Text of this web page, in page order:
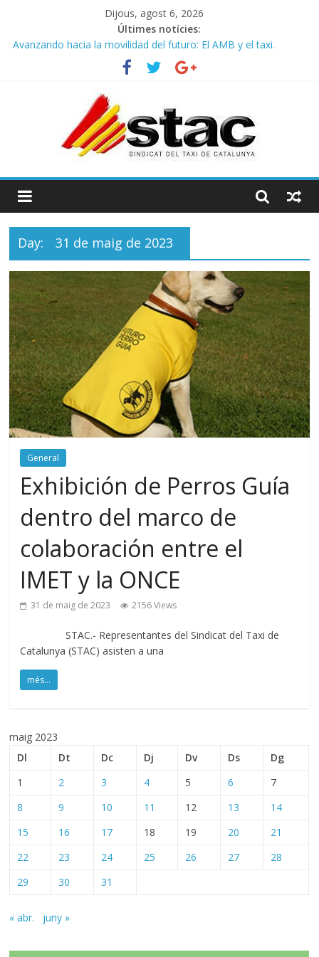
Dijous, agost 6, 2026
Últimes notícies:
Avanzando hacia la movilidad del futuro: El AMB y el taxi.
Programa de Radio TAXI LIBRE 29.07.2026 en COOLTURA FM.
STAC/ATC SOLICITAN TAULA TÈCNICA PARA MEJORAR LA
OPERATIVA DE ENTRADA EN EL PUERTO DE BARCELONA.
Programa de Radio TAXI LIBRE 22.07.2026 en COOLTURA FM.
Edición 385
COMUNICADO CONJUNTO STAC – ATC
Day: 31 de maig de 2023
General
Exhibición de Perros Guía
dentro del marco de
colaboración entre el
IMET y la ONCE
31 de maig de 2023 2156 Views
STAC.- Representantes del Sindicat del Taxi de
Catalunya (STAC) asisten a una
més...
maig 2023
Dl
Dt Dc Dj Dv Ds
Dg
1
2 3 4 5 6
7
8
9 10 11 12 13
14
15
16 17 18 19 20
21
22
23 24 25 26 27
28
29
30 31
« abr. juny »